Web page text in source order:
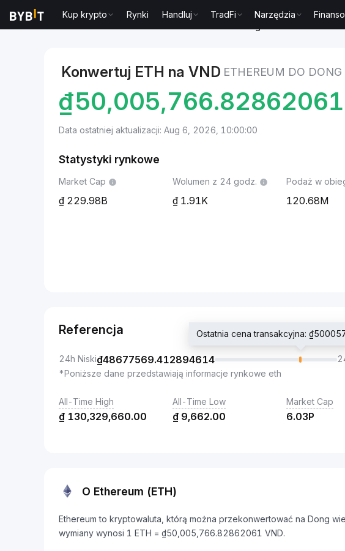
Kup krypto Rynki Handluj TradFi Narzędzia
Konwertuj ETH na VND ETHEREUM DO
₫50,005,766.82862061
Data ostatniej aktualizacji: Aug 6, 2026, 10:00:00
Statystyki rynkowe
Market Cap
229.98B
Wolumen z 24 godz.
1.91K
Podaż w
120.68M
Referencja
24h Niski₫48677569.412894614
Ostatnia cena transakcyjna:
*Poniższe dane przedstawiają informacje rynkowe eth
All-Time High
₫ 130,329,660.00
All-Time Low
₫ 9,662.00
Market Cap
6.03P
O Ethereum (ETH)
Ethereum to kryptowaluta, którą można przekonwertować na Dong
wymiany wynosi 1 ETH = ₫50,005,766.82862061 VND.